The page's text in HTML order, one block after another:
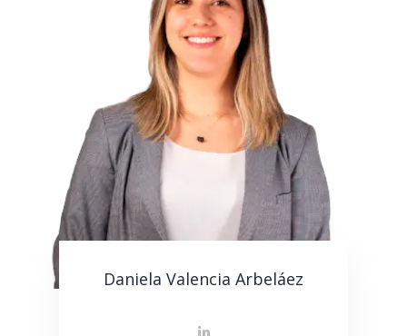
Daniela Valencia Arbeláez